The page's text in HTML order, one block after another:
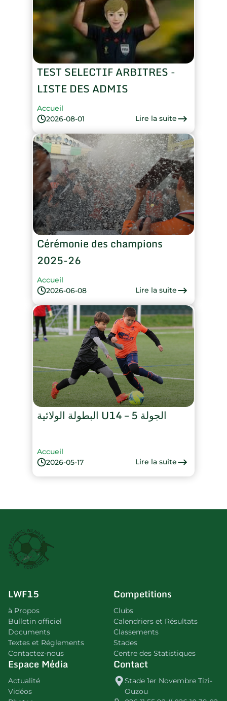
TEST SELECTIF ARBITRES -
LISTE DES ADMIS
2026-08-01
Accueil
Lire la suite
Cérémonie des champions
2025-26
2026-06-08
Accueil
Lire la suite
البطولة الولائية U14 – الجولة 5
2026-05-17
Accueil
Lire la suite
LWF15
à Propos
Bulletin officiel
Documents
Textes et Réglements
Contactez-nous
Competitions
Clubs
Calendriers et Résultats
Classements
Stades
Centre des Statistiques
Espace Média
Actualité
Vidéos
Contact
Stade 1er Novembre Tizi-
Ouzou